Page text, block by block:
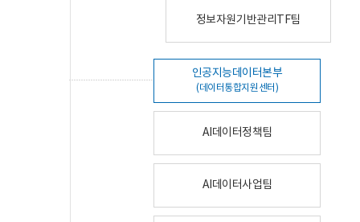
정보자원기반관리TF팀
인공지능데이터본부
(데이터통합지원센터)
AI데이터정책팀
AI데이터사업팀